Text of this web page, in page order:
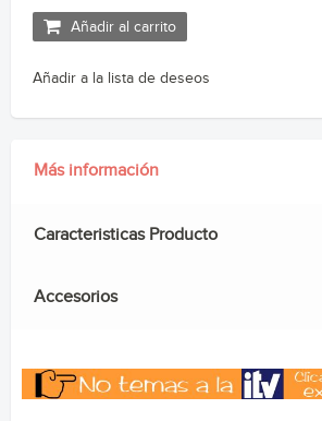
Añadir al carrito
Añadir a la lista de deseos
Más información
Caracteristicas Producto
Accesorios